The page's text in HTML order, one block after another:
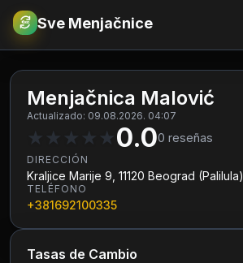
€RSD Sve Menjačnice
Menjačnica Malović
Actualizado: 09.08.2026. 04:07
★ ★ ★ ★ ★0.00 reseñas
DIRECCIÓN
Kraljice Marije 9, 11120 Beograd (Palilula)
TELÉFONO
+381692100335
Tasas de Cambio